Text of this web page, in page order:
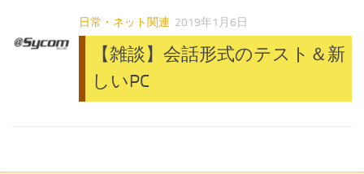
日常・ネット関連 2019年1月6日
【雑談】会話形式のテスト＆新
しいPC